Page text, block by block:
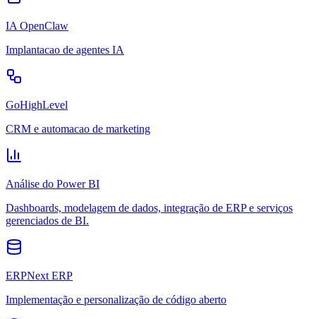
IA OpenClaw
Implantacao de agentes IA
GoHighLevel
CRM e automacao de marketing
Análise do Power BI
Dashboards, modelagem de dados, integração de ERP e serviços
gerenciados de BI.
ERPNext ERP
Implementação e personalização de código aberto